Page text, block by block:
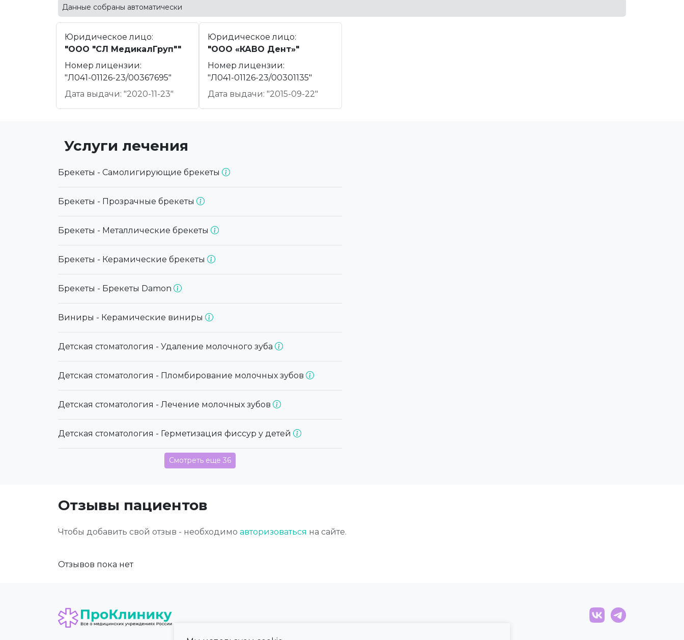
Данные собраны автоматически
Юридическое лицо:
"ООО "СЛ МедикалГруп""
Номер лицензии:
"Л041-01126-23/00367695"
Дата выдачи: "2020-11-23"
Юридическое лицо:
"ООО «КАВО Дент»"
Номер лицензии:
"Л041-01126-23/00301135"
Дата выдачи: "2015-09-22"
Услуги лечения
Брекеты - Самолигирующие брекеты
Брекеты - Прозрачные брекеты
Брекеты - Металлические брекеты
Брекеты - Керамические брекеты
Брекеты - Брекеты Damon
Виниры - Керамические виниры
Детская стоматология - Удаление молочного зуба
Детская стоматология - Пломбирование молочных зубов
Детская стоматология - Лечение молочных зубов
Детская стоматология - Герметизация фиссур у детей
Смотреть еще 36
Отзывы пациентов
Чтобы добавить свой отзыв - необходимо авторизоваться на сайте.
Отзывов пока нет